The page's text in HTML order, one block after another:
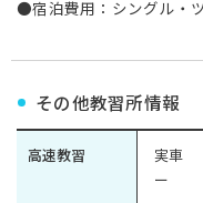
●宿泊費用：シングル・
その他教習所情報
高速教習
実車
ー